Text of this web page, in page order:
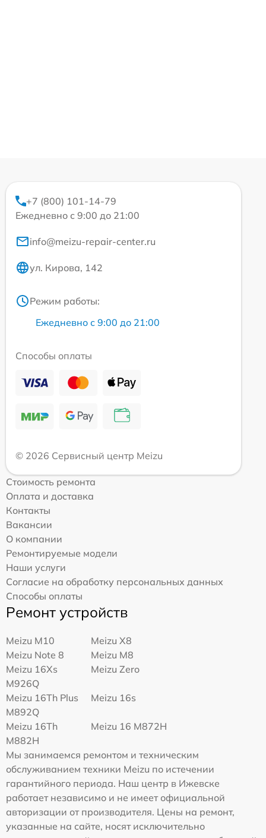
+7 (800) 101-14-79
Ежедневно с 9:00 до 21:00
info@meizu-repair-center.ru
ул. Кирова, 142
Режим работы:
Ежедневно с 9:00 до 21:00
Способы оплаты
© 2026 Сервисный центр Meizu
Стоимость ремонта
Оплата и доставка
Контакты
Вакансии
О компании
Ремонтируемые модели
Наши услуги
Согласие на обработку персональных данных
Способы оплаты
Ремонт устройств
Meizu M10
Meizu X8
Meizu Note 8
Meizu M8
Meizu 16Xs
M926Q
Meizu Zero
Meizu 16Th Plus
M892Q
Meizu 16s
Meizu 16Th
M882H
Meizu 16 M872H
Мы занимаемся ремонтом и техническим
обслуживанием техники Meizu по истечении
гарантийного периода. Наш центр в Ижевске
работает независимо и не имеет официальной
авторизации от производителя. Цены на ремонт,
указанные на сайте, носят исключительно